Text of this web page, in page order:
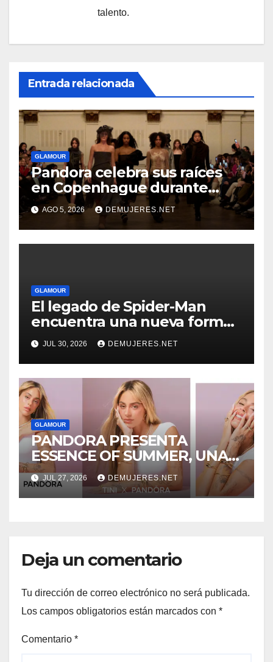
talento.
Entrada relacionada
GLAMOUR
Pandora celebra sus raíces
en Copenhague durante
Copenhagen Fashion Week a
través de alianzas creativas
AGO 5, 2026 DEMUJERES.NET
GLAMOUR
El legado de Spider-Man
encuentra una nueva forma
de brillar con Pandora
JUL 30, 2026 DEMUJERES.NET
GLAMOUR
PANDORA PRESENTA
ESSENCE OF SUMMER, UNA
CELEBRACIÓN DE LA
TRANSFORMACIÓN Y LA
BELLEZA NATURAL
JUL 27, 2026 DEMUJERES.NET
Deja un comentario
Tu dirección de correo electrónico no será publicada.
Los campos obligatorios están marcados con *
Comentario *